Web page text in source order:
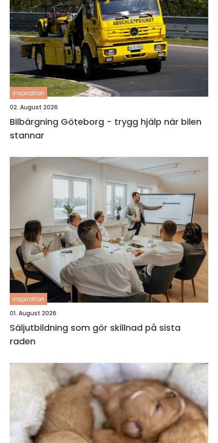
inspiration
02. August 2026
Bilbärgning Göteborg - trygg hjälp när bilen
stannar
inspiration
01. August 2026
Säljutbildning som gör skillnad på sista
raden